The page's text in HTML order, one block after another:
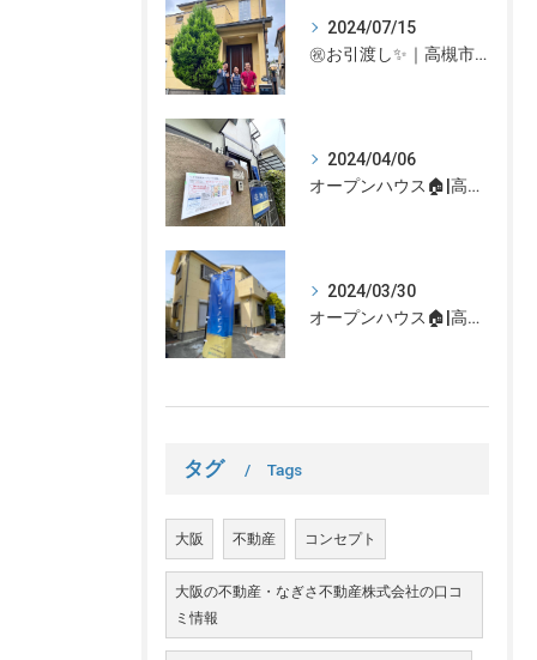
2024/07/15
㊗お引渡し✨｜高槻市での不動産売却、不動産売買の事、何でもなぎさ不動産までご相談ください！
2024/04/06
オープンハウス🏠|高槻市の不動産売却、不動産空き家のご相談はなぎさ不動産まで！
2024/03/30
オープンハウス🏠|高槻市の不動産売却、不動産空き家のご相談はなぎさ不動産まで！
タグ Tags
大阪 不動産 コンセプト
大阪の不動産・なぎさ不動産株式会社の口コ
ミ情報